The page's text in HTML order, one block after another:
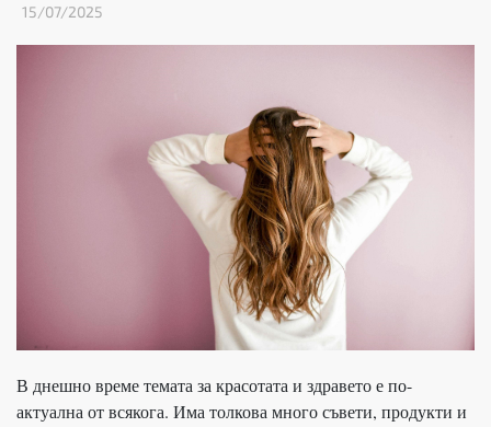
15/07/2025
В днешно време темата за красотата и здравето е по-
актуална от всякога. Има толкова много съвети, продукти и